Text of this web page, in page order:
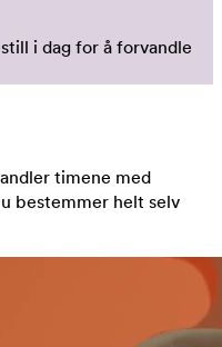
i dag for å forvandle
timene med
bestemmer helt selv